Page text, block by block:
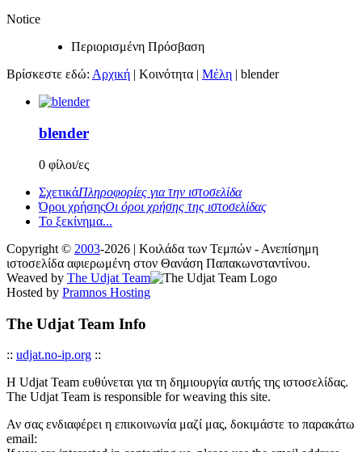
Notice
Περιορισμένη Πρόσβαση
Βρίσκεστε εδώ: Αρχική | Κοινότητα | Μέλη | blender
blender
0 φίλοι/ες
ΣχετικάΠληροφορίες για την ιστοσελίδα
Όροι χρήσηςΟι όροι χρήσης της ιστοσελίδας
Το ξεκίνημα...
Copyright © 2003-2026 | Κοιλάδα των Τεμπών - Ανεπίσημη
ιστοσελίδα αφιερωμένη στον Θανάση Παπακωνσταντίνου.
Weaved by The Udjat Team
Hosted by Pramnos Hosting
The Udjat Team Info
:: udjat.no-ip.org ::
Η Udjat Team ευθύνεται για τη δημιουργία αυτής της ιστοσελίδας.
The Udjat Team is responsible for weaving this site.
Αν σας ενδιαφέρει η επικοινωνία μαζί μας, δοκιμάστε το παρακάτω
email: